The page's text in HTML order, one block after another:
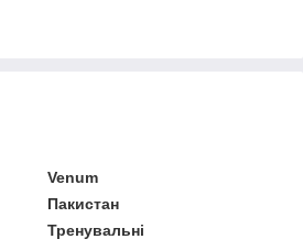
Venum
Пакистан
Тренувальні